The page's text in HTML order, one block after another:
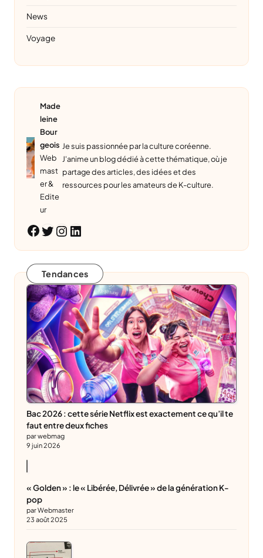
News
Voyage
Made
leine
Bour
geois
Web
mast
er &
Edite
ur
Je suis passionnée par la culture coréenne.
J'anime un blog dédié à cette thématique, où je
partage des articles, des idées et des
ressources pour les amateurs de K-culture.
Facebook
Twitter
Instagram
LinkedIn
Tendances
Bac 2026 : cette série Netflix est exactement ce qu’il te
faut entre deux fiches
par webmag
9 juin 2026
« Golden » : le « Libérée, Délivrée » de la génération K-
pop
par Webmaster
23 août 2025